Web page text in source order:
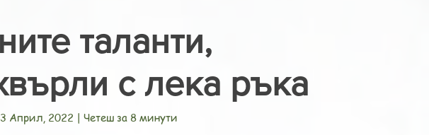
таланти,
с лека ръка
Април, 2022 | Четеш за 8 минути